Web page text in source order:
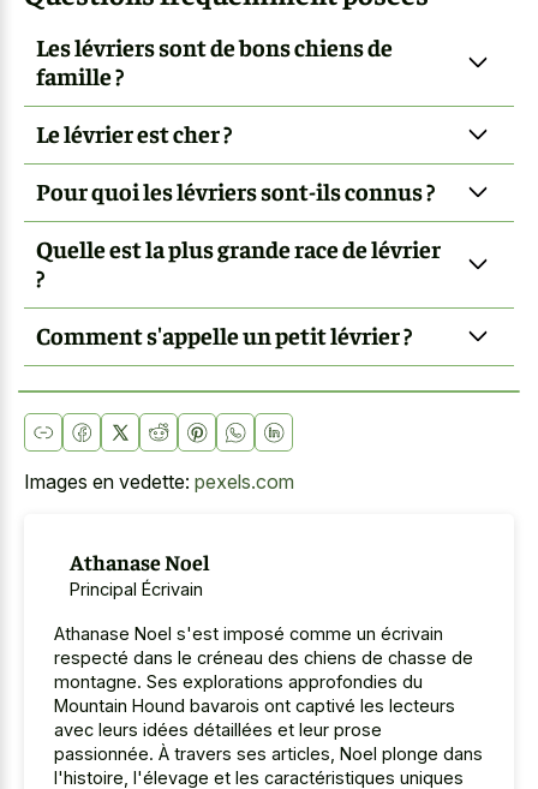
Les lévriers sont de bons chiens de
famille ?
Le lévrier est cher ?
Pour quoi les lévriers sont-ils connus ?
Quelle est la plus grande race de lévrier
?
Comment s'appelle un petit lévrier ?
Images en vedette: pexels.com
Athanase Noel
Principal Écrivain
Athanase Noel s'est imposé comme un écrivain
respecté dans le créneau des chiens de chasse de
montagne. Ses explorations approfondies du
Mountain Hound bavarois ont captivé les lecteurs
avec leurs idées détaillées et leur prose
passionnée. À travers ses articles, Noel plonge dans
l'histoire, l'élevage et les caractéristiques uniques